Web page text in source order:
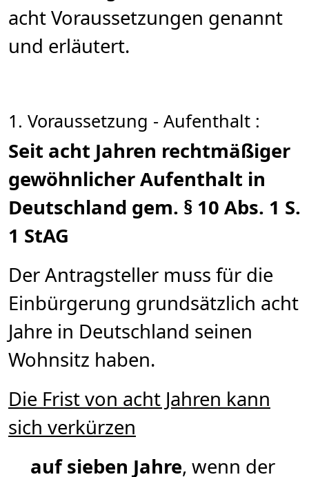
acht Voraussetzungen genannt
und erläutert.
1. Voraussetzung - Aufenthalt :
Seit acht Jahren rechtmäßiger
gewöhnlicher Aufenthalt in
Deutschland gem. § 10 Abs. 1 S.
1 StAG
Der Antragsteller muss für die
Einbürgerung grundsätzlich acht
Jahre in Deutschland seinen
Wohnsitz haben.
Die Frist von acht Jahren kann
sich verkürzen
auf sieben Jahre, wenn der